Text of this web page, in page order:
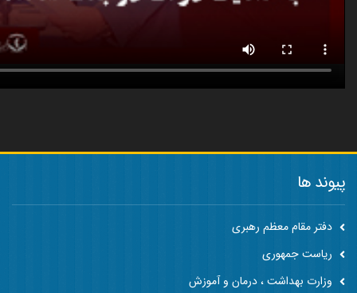
پیوند ها
دفتر مقام معظم رهبری
ریاست جمهوری
وزارت بهداشت ، درمان و آموزش